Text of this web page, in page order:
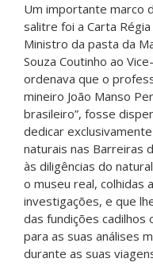
Um importante marco
salitre foi a Carta
Ministro da pasta da
Souza Coutinho ao
ordenava que o
mineiro João Manso
brasileiro”, fosse
dedicar
naturais nas Barreiras
às diligências do
o museu real, colhidas
investigações, e que
das fundições
para as suas análises
durante as suas